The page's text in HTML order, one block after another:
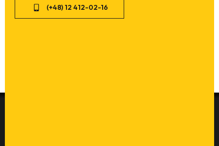
(+48) 12 412-02-16